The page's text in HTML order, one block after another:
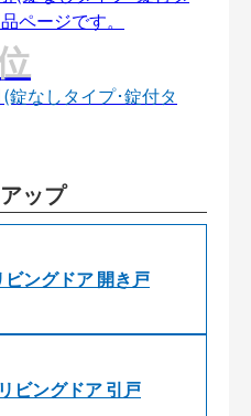
錠なしタイプ･錠付タ
ップ
ングドア 開き戸
ビングドア 引戸